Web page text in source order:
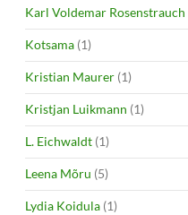
Karl Voldemar Rosenstrauch
Kotsama (1)
Kristian Maurer (1)
Kristjan Luikmann (1)
L. Eichwaldt (1)
Leena Mõru (5)
Lydia Koidula (1)